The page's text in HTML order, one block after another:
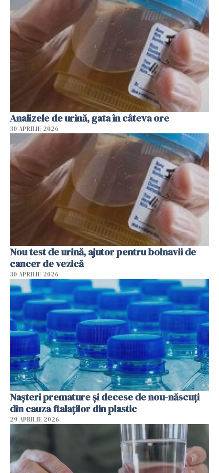
Analizele de urină, gata în câteva ore
30 APRILIE 2026
Nou test de urină, ajutor pentru bolnavii de
cancer de vezică
30 APRILIE 2026
Nașteri premature și decese de nou-născuți
din cauza ftalaților din plastic
29 APRILIE 2026